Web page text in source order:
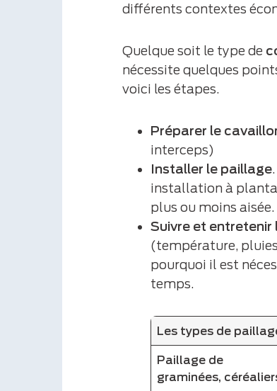
différents contextes
Quelque soit le type de
nécessite quelques
voici les étapes.
Préparer le
interceps)
Installer le paillage
installation à
plus ou moins aisée.
Suivre et entretenir
(température,
pourquoi il est
temps.
Les types de
Paillage de
graminées,